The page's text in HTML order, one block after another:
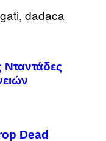
Νταντάδες
Dead